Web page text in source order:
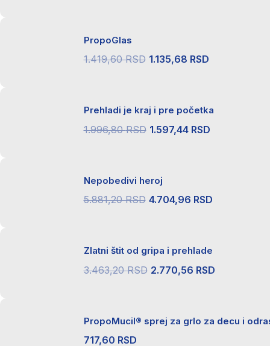
PropoGlas
1.419,60RSD Originalna
bila:
1.419,60 RSD.
1.135,68 RSDTrenutna
1.135,68
Prehladi je kraj i pre početka
1.996,80RSD Originalna
bila:
1.996,80 RSD.
1.597,44 RSDTrenutna
Nepobedivi heroj
5.881,20RSD Originalna
bila:
5.881,20 RSD.
4.704,96 RSDTrenutna
4.704,96
Zlatni štit od gripa i prehlade
3.463,20RSD Originalna
bila:
2.770,56 RSDTrenutna
2.770,56
PropoMucil® sprej za grlo za decu i
717,60 RSD